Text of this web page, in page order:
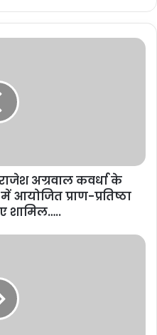
अग्रवाल कवर्धा के
प्राण-प्रतिष्ठा
शामिल…..